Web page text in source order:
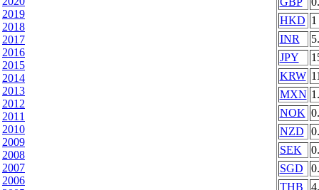
2019
2018
2017
2016
2015
2014
2013
2012
2011
2010
2009
2008
2007
2006
HKD 1
INR
JPY
KRW
MXN
NOK
NZD
SEK
SGD
THB